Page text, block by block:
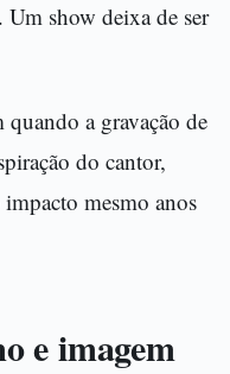
Um show deixa de ser
a gravação de
do cantor,
mesmo anos
e imagem